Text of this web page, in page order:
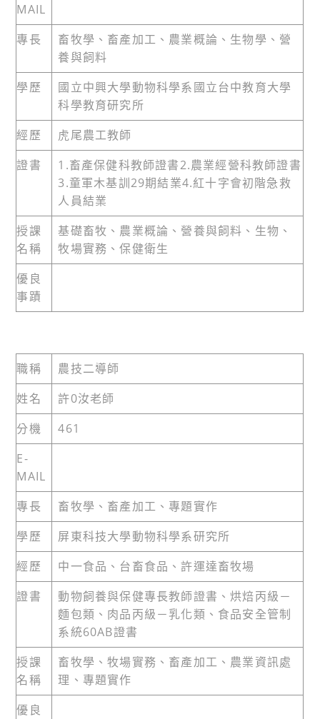
MAIL
專長
畜牧學、畜產加工、農業概論、生物學、營
養與飼料
學歷
國立中興大學動物科學系國立台中教育大學
科學教育研究所
經歷
虎尾農工教師
證書
1.畜產保健科教師證書2.農業經營科教師證書
3.童軍木基訓29期結業4.紅十字會初階急救
人員結業
授課
名稱
基礎畜牧、農業概論、營養與飼料、生物、
牧場實務、保健衛生
優良
事蹟
職稱
農技二導師
姓名
許0汝老師
分機
461
E-
MAIL
專長
畜牧學、畜產加工、專題實作
學歷
屏東科技大學動物科學系研究所
經歷
中一食品、台畜食品、許運達畜牧場
證書
動物飼養與保健專長教師證書、烘焙丙級－
麵包類、肉品丙級－乳化類、食品安全管制
系統60AB證書
授課
名稱
畜牧學、牧場實務、畜產加工、農業資訊處
理、專題實作
優良